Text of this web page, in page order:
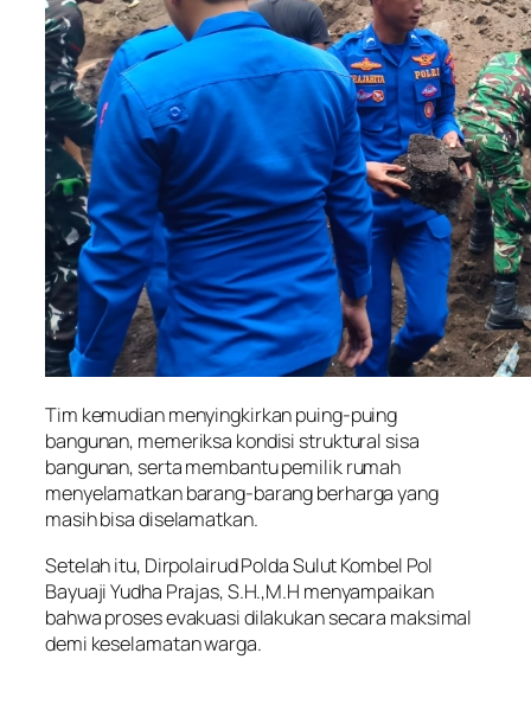
Tim kemudian menyingkirkan puing-puing
bangunan, memeriksa kondisi struktural sisa
bangunan, serta membantu pemilik rumah
menyelamatkan barang-barang berharga yang
masih bisa diselamatkan.
Setelah itu, Dirpolairud Polda Sulut Kombel Pol
Bayuaji Yudha Prajas, S.H.,M.H menyampaikan
bahwa proses evakuasi dilakukan secara maksimal
demi keselamatan warga.